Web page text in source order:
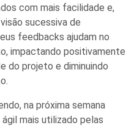
com mais facilidade e,
sucessiva de
feedbacks ajudam no
impactando positivamente
do projeto e diminuindo
na próxima semana
ágil mais utilizado pelas